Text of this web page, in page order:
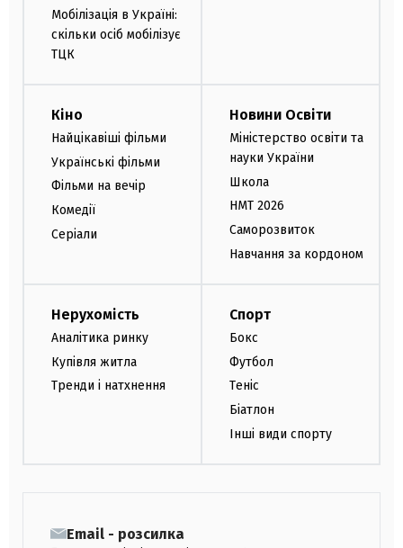
Мобілізація в Україні:
скільки осіб мобілізує
ТЦК
Кіно
Найцікавіші фільми
Українські фільми
Фільми на вечір
Комедії
Серіали
Новини Освіти
Міністерство освіти та
науки України
Школа
НМТ 2026
Саморозвиток
Навчання за кордоном
Нерухомість
Аналітика ринку
Купівля житла
Тренди і натхнення
Спорт
Бокс
Футбол
Теніс
Біатлон
Інші види спорту
Email - розсилка